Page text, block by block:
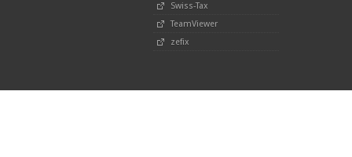
Swiss-Tax
TeamViewer
zefix